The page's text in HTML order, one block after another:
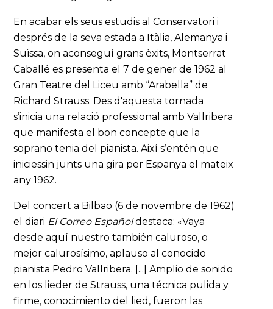
En acabar els seus estudis al Conservatori i
després de la seva estada a Itàlia, Alemanya i
Suïssa, on aconseguí grans èxits, Montserrat
Caballé es presenta el 7 de gener de 1962 al
Gran Teatre del Liceu amb “Arabella” de
Richard Strauss. Des d'aquesta tornada
s’inicia una relació professional amb Vallribera
que manifesta el bon concepte que la
soprano tenia del pianista. Així s’entén que
iniciessin junts una gira per Espanya el mateix
any 1962.
Del concert a Bilbao (6 de novembre de 1962)
el diari El Correo Españoldestaca: «Vaya
desde aquí nuestro también caluroso, o
mejor calurosísimo, aplauso al conocido
pianista Pedro Vallribera. [...] Amplio de sonido
en los lieder de Strauss, una técnica pulida y
firme, conocimiento del lied, fueron las